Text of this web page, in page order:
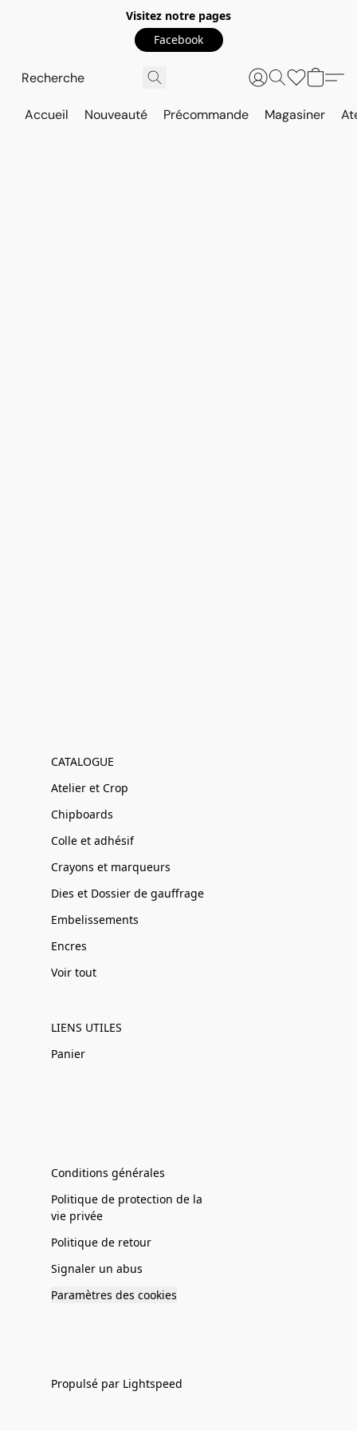
Visitez notre pages
Facebook
Accueil Nouveauté Précommande Magasiner
CATALOGUE
Atelier et Crop
Chipboards
Colle et adhésif
Crayons et marqueurs
Dies et Dossier de gauffrage
Embelissements
Encres
Voir tout
LIENS UTILES
Panier
Conditions générales
Politique de protection de la
vie privée
Politique de retour
Signaler un abus
Paramètres des cookies
Propulsé par Lightspeed